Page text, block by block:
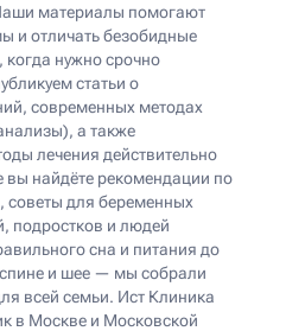
материалы помогают
и отличать безобидные
когда нужно срочно
статьи о
современных методах
а также
лечения действительно
найдёте рекомендации по
советы для беременных
подростков и людей
сна и питания до
и шее — мы собрали
всей семьи. Ист Клиника
в Москве и Московской